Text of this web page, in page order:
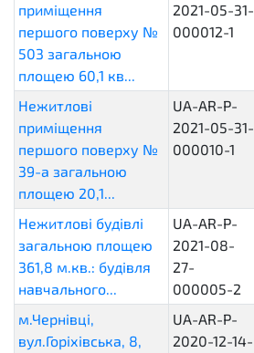
приміщення
першого поверху №
503 загальною
площею 60,1 кв...
2021-05-31-
000012-1
Нежитлові
приміщення
першого поверху №
39-а загальною
площею 20,1...
UA-AR-P-
2021-05-31-
000010-1
Нежитлові будівлі
загальною площею
361,8 м.кв.: будівля
навчального...
UA-AR-P-
2021-08-
27-
000005-2
м.Чернівці,
вул.Горіхівська, 8,
UA-AR-P-
2020-12-14-